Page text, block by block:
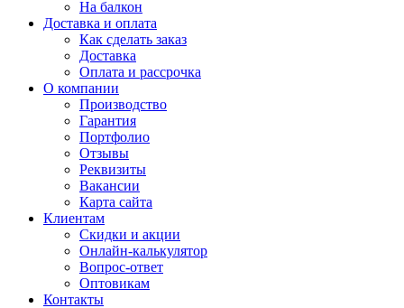
На балкон
Доставка и оплата
Как сделать заказ
Доставка
Оплата и рассрочка
О компании
Производство
Гарантия
Портфолио
Отзывы
Реквизиты
Вакансии
Карта сайта
Клиентам
Скидки и акции
Онлайн-калькулятор
Вопрос-ответ
Оптовикам
Контакты